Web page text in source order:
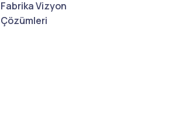
Fabrika Vizyon
Çözümleri